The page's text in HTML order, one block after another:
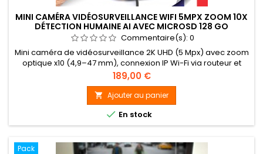
MINI CAMÉRA VIDÉOSURVEILLANCE WIFI 5MPX ZOOM 10X
DÉTECTION HUMAINE AI AVEC MICROSD 128 GO
Commentaire(s): 0
Mini caméra de vidéosurveillance 2K UHD (5 Mpx) avec zoom
optique x10 (4,9–47 mm), connexion IP Wi-Fi via routeur et
appairage P2P simplifié. Accès et contrôle à distance depuis
smartphone et tablette iOS / Android ainsi que logiciel PC,
avec écoute audio intégrée grâce au microphone.
Enregistrement vidéo 2K continu, programmé, en timelapse
ou déclenché...
Prix
189,00 €
 Ajouter au panier
 En stock
Pack